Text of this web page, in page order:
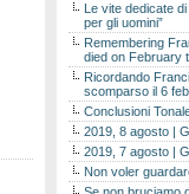
Le vite dedicate
per gli uomini”
Remembering
died on February
Ricordando
scomparso il 6
Conclusioni
2019, 8 agosto |
2019, 7 agosto |
Non voler